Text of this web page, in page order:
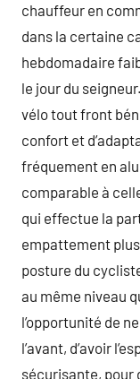
chauffeur en
dans la certaine
hebdomadaire
le jour du
vélo tout front
confort et
fréquement en
comparable à
qui effectue la
empattement plus
posture du
au même niveau
l’opportunité de
l’avant, d’avoir
sécurisante, pour